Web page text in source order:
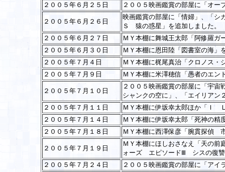
２００５年６月２５日
２００５映画鑑賞の部屋に「オー
２００５年６月２６日
映画鑑賞の部屋に「情婦」、「
Ｓ 猿の惑星」を追加しました。
２００５年６月２７日
ＭＹ本棚に舞城王太郎「阿修羅ガ
２００５年６月３０日
ＭＹ本棚に恩田陸「図書室の海」
２００５年７月４日
ＭＹ本棚に梶尾真治「クロノス・
２００５年７月９日
ＭＹ本棚に米澤穂信「愚者のエン
２００５年７月１０日
２００５映画鑑賞の部屋に「宇宙
シャンクの空に」、「エイリアン
２００５年７月１１日
ＭＹ本棚に伊坂幸太郎ほか「Ｉ
２００５年７月１４日
ＭＹ本棚に伊坂幸太郎「死神の精
２００５年７月１８日
ＭＹ本棚に西澤保彦「腕貫探偵
２００５年７月１９日
ＭＹ本棚にほしおさなえ「天の前
ォーズ エピソードⅢ シスの復讐
２００５年７月２４日
２００５映画鑑賞の部屋に「アイ